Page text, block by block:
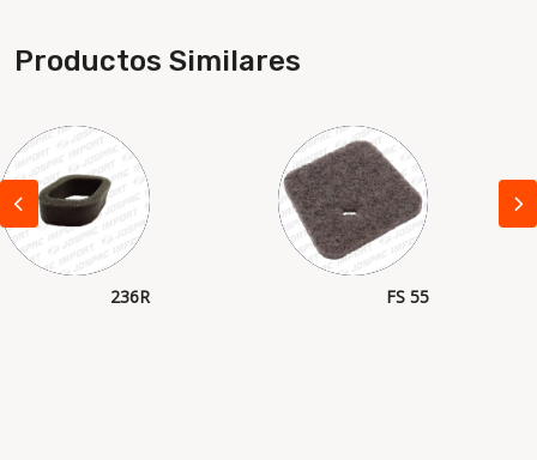
Productos Similares
236R FS 55